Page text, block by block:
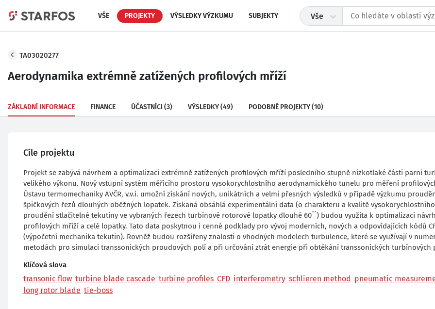
VŠE PROJEKTY VÝSLEDKY VÝZKUMU SUBJEKTY Vše
TA03020277
Aerodynamika extrémně zatížených profilových mříží
ZÁKLADNÍ INFORMACE FINANCE ÚČASTNÍCI (3) VÝSLEDKY(49) PODOBNÉ PROJEKTY(10)
Cíle projektu
Projekt se zabývá návrhem a optimalizací extrémně zatížených profilových mříží posledního stupně nízkotlaké části parní
velikého výkonu. Nový vstupní systém měřicího prostoru vysokorychlostního aerodynamického tunelu pro měření
Ústavu termomechaniky AVČR, v.v.i. umožní získání nových, unikátních a velmi přesných výsledků v případě výzkumu
špičkových řezů dlouhých oběžných lopatek. Získaná obsáhlá experimentální data (o charakteru a kvalitě vysokorychlostního
proudění stlačitelné tekutiny ve vybraných řezech turbínové rotorové lopatky dlouhé 60´´) budou využita k optimalizaci
profilových mříží a celé lopatky. Tato data poskytnou i cenné podklady pro vývoj moderních, nových a odpovídajících kódů
(výpočetní mechanika tekutin). Rovněž budou rozšířeny znalosti o vhodných modelech turbulence, které se využívají v
metodách pro simulaci transsonických proudových polí a při určování ztrát energie při obtékání transsonických turbínových
Klíčová slova
transonic flow turbine blade cascade turbine profiles CFD interferometry schlieren method pneumatic
long rotor blade tie-boss